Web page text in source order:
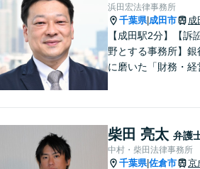
浜田宏法律事務所
千葉県| 成田市 成
【成田駅2分】【訴
野とする事務所】銀
に磨いた「財務・経
すいパートナーを目
ます。【元裁判官の
在籍】企業法務を中
柴田 亮太 弁護
中村・柴田法律事務所
千葉県|佐倉市 京